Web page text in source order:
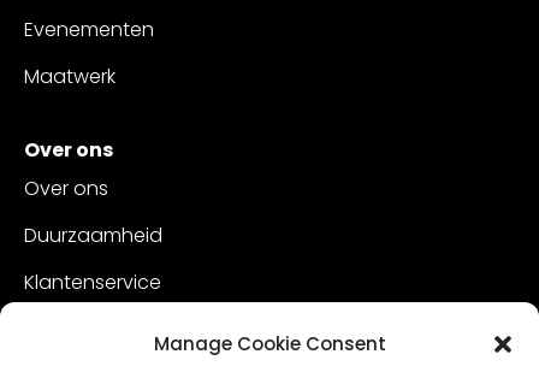
Manage Cookie Consent
Evenementen
Maatwerk
Over ons
Over ons
Duurzaamheid
Klantenservice